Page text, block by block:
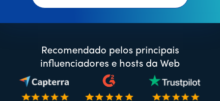
Recomendado pelos principais
influenciadores e hosts da Web